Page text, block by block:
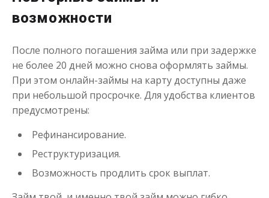
возможности
После полного погашения займа или при задержке
не более 20 дней можно снова оформлять займы.
При этом онлайн-займы на карту доступны даже
при небольшой просрочке. Для удобства клиентов
предусмотрены:
Рефинансирование.
Реструктуризация.
Возможность продлить срок выплат.